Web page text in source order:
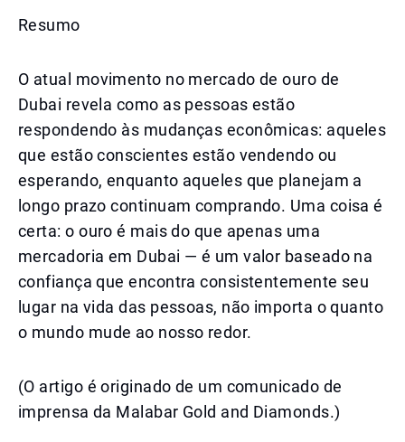
Resumo
O atual movimento no mercado de ouro de
Dubai revela como as pessoas estão
respondendo às mudanças econômicas: aqueles
que estão conscientes estão vendendo ou
esperando, enquanto aqueles que planejam a
longo prazo continuam comprando. Uma coisa é
certa: o ouro é mais do que apenas uma
mercadoria em Dubai — é um valor baseado na
confiança que encontra consistentemente seu
lugar na vida das pessoas, não importa o quanto
o mundo mude ao nosso redor.
(O artigo é originado de um comunicado de
imprensa da Malabar Gold and Diamonds.)